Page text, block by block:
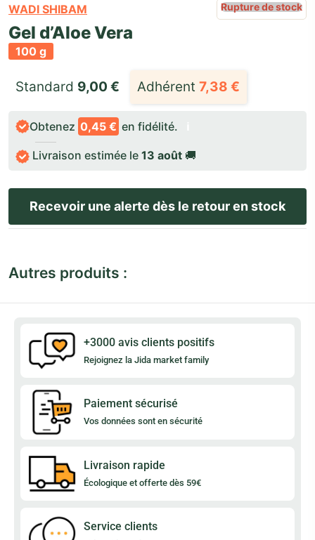
WADI SHIBAM Rupture de stock
Gel d’Aloe Vera
100 g
Standard 9,00 € Adhérent 7,38 €
Obtenez 0,45 € en fidélité.
Livraison estimée le 13 août 🚚
Autres produits :
+3000 avis clients positifs
Rejoignez la Jida market family
Paiement sécurisé
Vos données sont en sécurité
Livraison rapide
Écologique et offerte dès 59€
Service clients